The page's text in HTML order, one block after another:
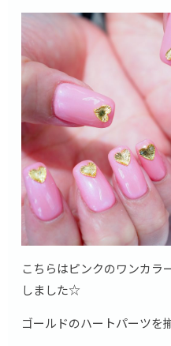
こちらはピンクのワンカラ
しました☆
ゴールドのハートパーツを